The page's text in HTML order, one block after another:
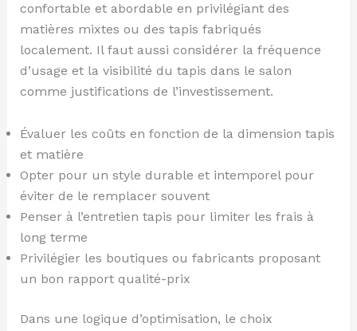
confortable et abordable en privilégiant des
matières mixtes ou des tapis fabriqués
localement. Il faut aussi considérer la fréquence
d’usage et la visibilité du tapis dans le salon
comme justifications de l’investissement.
Évaluer les coûts en fonction de la dimension tapis
et matière
Opter pour un style durable et intemporel pour
éviter de le remplacer souvent
Penser à l’entretien tapis pour limiter les frais à
long terme
Privilégier les boutiques ou fabricants proposant
un bon rapport qualité-prix
Dans une logique d’optimisation, le choix